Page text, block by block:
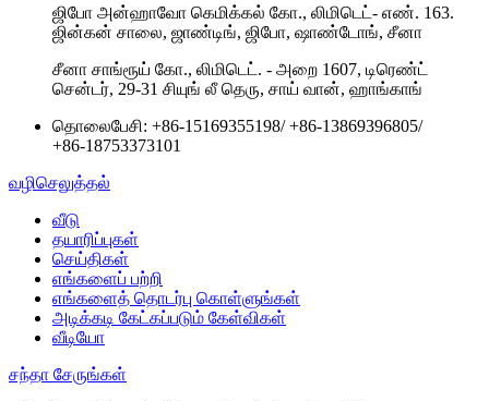
ஜிபோ அன்ஹாவோ கெமிக்கல் கோ., லிமிடெட்- எண். 163.
ஜின்கன் சாலை, ஜாண்டிங், ஜிபோ, ஷாண்டோங், சீனா
சீனா சாங்ரூய் கோ., லிமிடெட். - அறை 1607, டிரெண்ட்
சென்டர், 29-31 சியுங் லீ தெரு, சாய் வான், ஹாங்காங்
தொலைபேசி: +86-15169355198/+86-13869396805/
+86-18753373101
வழிசெலுத்தல்
வீடு
தயாரிப்புகள்
செய்திகள்
எங்களைப் பற்றி
எங்களைத் தொடர்பு கொள்ளுங்கள்
அடிக்கடி கேட்கப்படும் கேள்விகள்
வீடியோ
சந்தா சேருங்கள்